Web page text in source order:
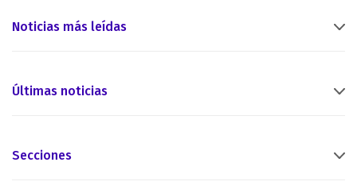
Noticias más leídas
Últimas noticias
Secciones